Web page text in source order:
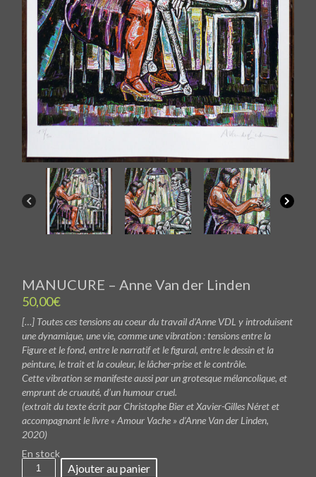
MANUCURE – Anne Van der Linden
50,00€
[…] Toutes ces tensions au coeur du travail d’Anne VDL y introduisent
une dynamique, une vie, comme une vibration : tensions entre la
Figure et le fond, entre le narratif et le figural, entre le dessin et la
peinture, le trait et la couleur, le lâcher-prise et le contrôle.
Cette vibration se manifeste aussi par un grotesque mélancolique, et
emprunt de cruauté, d’un humour cruel.
(extrait du texte écrit par Christophe Bier et Xavier-Gilles Néret et
accompagnant le livre « Amour Vache » d’Anne Van der Linden,
2020)
En stock
quantité Ajouter au panier